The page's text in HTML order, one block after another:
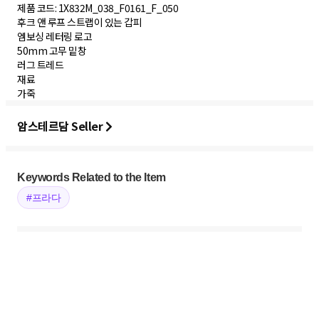
제품 코드: 1X832M_038_F0161_F_050
후크 앤 루프 스트랩이 있는 갑피
엠보싱 레터링 로고
50mm 고무 밑창
러그 트레드
재료
가죽
암스테르담 Seller
Keywords Related to the Item
#프라다